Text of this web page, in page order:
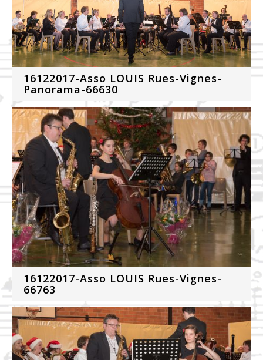
16122017-Asso LOUIS Rues-Vignes-
Panorama-66630
16122017-Asso LOUIS Rues-Vignes-
66763